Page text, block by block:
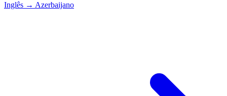
Inglês → Azerbaijano